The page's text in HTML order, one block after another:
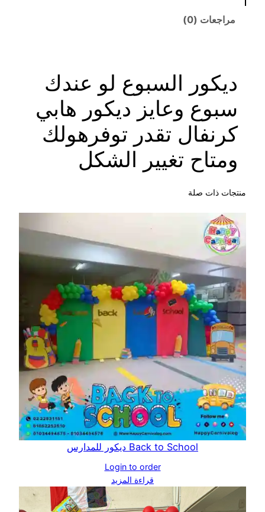
مراجعات (0)
ديكور السبوع لو عندك
سبوع وعايز ديكور هابي
كرنفال تقدر توفرهولك
ومتاح تغيير الشكل
منتجات ذات صلة
Back to School ديكور للمدارس
Login to order
قراءة المزيد